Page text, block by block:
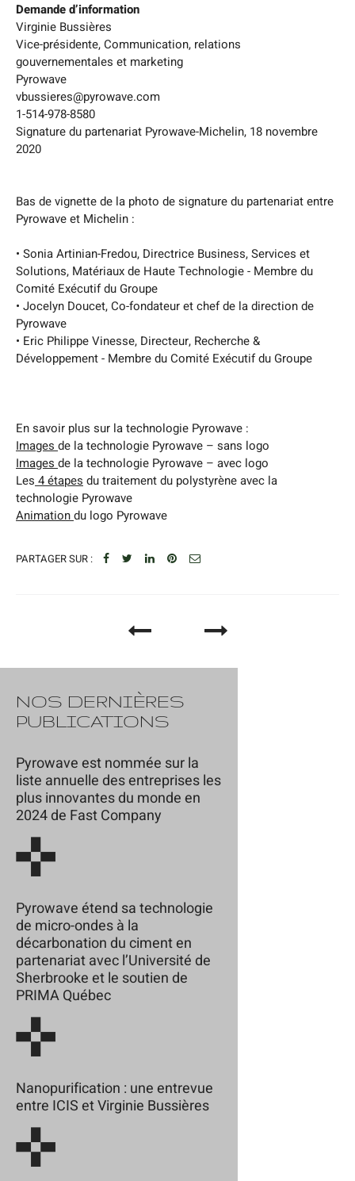
Demande d’information
Virginie Bussières
Vice-présidente, Communication, relations
gouvernementales et marketing
Pyrowave
vbussieres@pyrowave.com
1-514-978-8580
Signature du partenariat Pyrowave-Michelin, 18 novembre
2020
Bas de vignette de la photo de signature du partenariat entre
Pyrowave et Michelin :
• Sonia Artinian-Fredou, Directrice Business, Services et
Solutions, Matériaux de Haute Technologie - Membre du
Comité Exécutif du Groupe
• Jocelyn Doucet, Co-fondateur et chef de la direction de
Pyrowave
• Eric Philippe Vinesse, Directeur, Recherche &
Développement - Membre du Comité Exécutif du Groupe
En savoir plus sur la technologie Pyrowave :
Images de la technologie Pyrowave – sans logo
Images de la technologie Pyrowave – avec logo
Les 4 étapes du traitement du polystyrène avec la
technologie Pyrowave
Animationdu logo Pyrowave
PARTAGER SUR :
NOS DERNIÈRES
PUBLICATIONS
Pyrowave est nommée sur la
liste annuelle des entreprises les
plus innovantes du monde en
2024 de Fast Company
Pyrowave étend sa technologie
de micro-ondes à la
décarbonation du ciment en
partenariat avec l’Université de
Sherbrooke et le soutien de
PRIMA Québec
Nanopurification : une entrevue
entre ICIS et Virginie Bussières